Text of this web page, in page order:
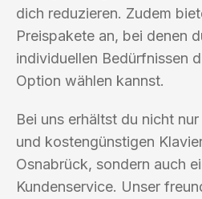
dich reduzieren. Zudem
Preispakete an, bei denen
individuellen Bedürfnissen
Option wählen kannst.
Bei uns erhältst du nicht
und kostengünstigen
Osnabrück, sondern auch
Kundenservice. Unser